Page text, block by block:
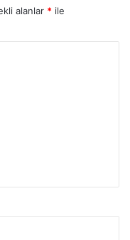
alanlar * ile